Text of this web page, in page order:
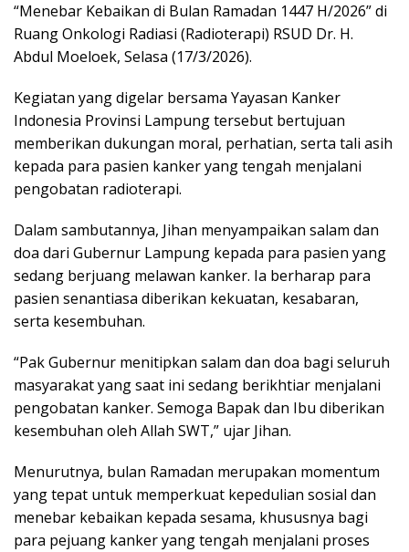
“Menebar Kebaikan di Bulan Ramadan 1447 H/2026” di
Ruang Onkologi Radiasi (Radioterapi) RSUD Dr. H.
Abdul Moeloek, Selasa (17/3/2026).
Kegiatan yang digelar bersama Yayasan Kanker
Indonesia Provinsi Lampung tersebut bertujuan
memberikan dukungan moral, perhatian, serta tali asih
kepada para pasien kanker yang tengah menjalani
pengobatan radioterapi.
Dalam sambutannya, Jihan menyampaikan salam dan
doa dari Gubernur Lampung kepada para pasien yang
sedang berjuang melawan kanker. Ia berharap para
pasien senantiasa diberikan kekuatan, kesabaran,
serta kesembuhan.
“Pak Gubernur menitipkan salam dan doa bagi seluruh
masyarakat yang saat ini sedang berikhtiar menjalani
pengobatan kanker. Semoga Bapak dan Ibu diberikan
kesembuhan oleh Allah SWT,” ujar Jihan.
Menurutnya, bulan Ramadan merupakan momentum
yang tepat untuk memperkuat kepedulian sosial dan
menebar kebaikan kepada sesama, khususnya bagi
para pejuang kanker yang tengah menjalani proses